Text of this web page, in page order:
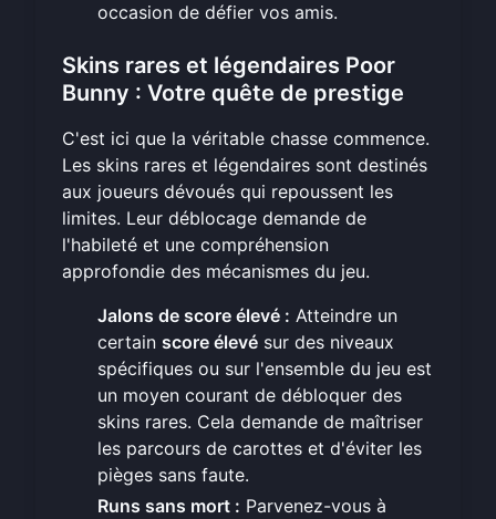
occasion de défier vos amis.
Skins rares et légendaires Poor
Bunny : Votre quête de prestige
C'est ici que la véritable chasse commence.
Les skins rares et légendaires sont destinés
aux joueurs dévoués qui repoussent les
limites. Leur déblocage demande de
l'habileté et une compréhension
approfondie des mécanismes du jeu.
Jalons de score élevé : Atteindre un
certain score élevé sur des niveaux
spécifiques ou sur l'ensemble du jeu est
un moyen courant de débloquer des
skins rares. Cela demande de maîtriser
les parcours de carottes et d'éviter les
pièges sans faute.
Runs sans mort : Parvenez-vous à